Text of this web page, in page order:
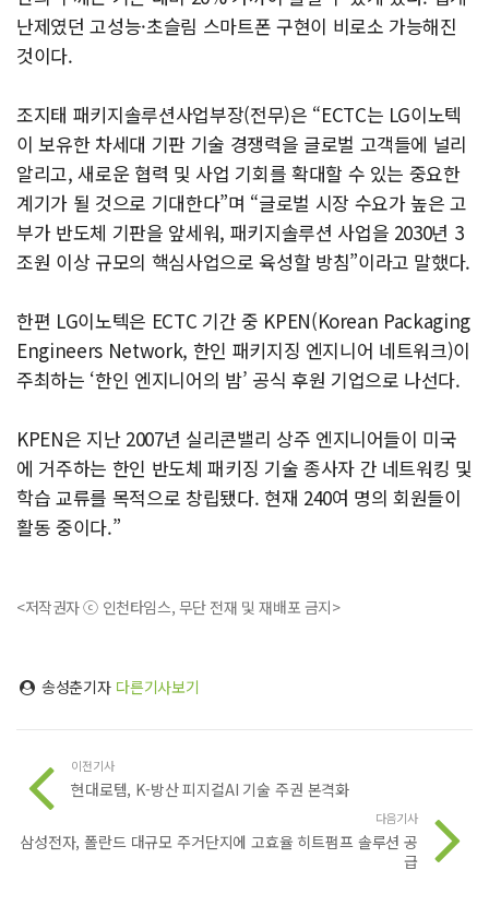
난제였던 고성능·초슬림 스마트폰 구현이 비로소 가능해진
것이다.
조지태 패키지솔루션사업부장(전무)은 “ECTC는 LG이노텍
이 보유한 차세대 기판 기술 경쟁력을 글로벌 고객들에 널리
알리고, 새로운 협력 및 사업 기회를 확대할 수 있는 중요한
계기가 될 것으로 기대한다”며 “글로벌 시장 수요가 높은 고
부가 반도체 기판을 앞세워, 패키지솔루션 사업을 2030년 3
조원 이상 규모의 핵심사업으로 육성할 방침”이라고 말했다.
한편 LG이노텍은 ECTC 기간 중 KPEN(Korean Packaging
Engineers Network, 한인 패키지징 엔지니어 네트워크)이
주최하는 ‘한인 엔지니어의 밤’ 공식 후원 기업으로 나선다.
KPEN은 지난 2007년 실리콘밸리 상주 엔지니어들이 미국
에 거주하는 한인 반도체 패키징 기술 종사자 간 네트워킹 및
학습 교류를 목적으로 창립됐다. 현재 240여 명의 회원들이
활동 중이다.”
<저작권자 ⓒ 인천타임스, 무단 전재 및 재배포 금지>
송성춘기자 다른기사보기
이전기사
현대로템, K-방산 피지컬AI 기술 주권 본격화
다음기사
삼성전자, 폴란드 대규모 주거단지에 고효율 히트펌프 솔루션 공
급